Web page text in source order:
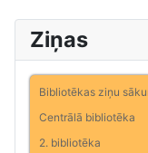
Ziņas
Bibliotēkas ziņu
Centrālā bibliotēka
2. bibliotēka